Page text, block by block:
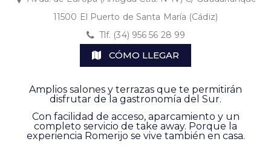
11500 El Puerto de Santa María (Cádiz)
Tlf. (34) 956 56 28 99
CÓMO LLEGAR
Amplios salones y terrazas que te permitirán
disfrutar de la gastronomía del Sur.
Con facilidad de acceso, aparcamiento y un
completo servicio de take away. Porque la
experiencia Romerijo se vive también en casa.